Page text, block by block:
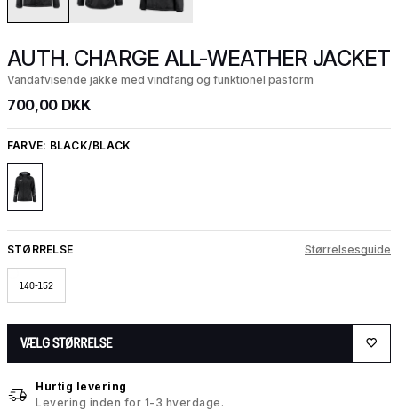
AUTH. CHARGE ALL-WEATHER JACKET
Vandafvisende jakke med vindfang og funktionel pasform
700,00 DKK
FARVE: BLACK/BLACK
STØRRELSE Størrelsesguide
140-152
VÆLG STØRRELSE
Hurtig levering
Levering inden for 1-3 hverdage.